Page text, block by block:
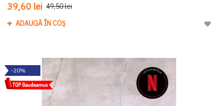
39,60 lei 49,50 lei
ADAUGĂ ÎN COȘ
-20%